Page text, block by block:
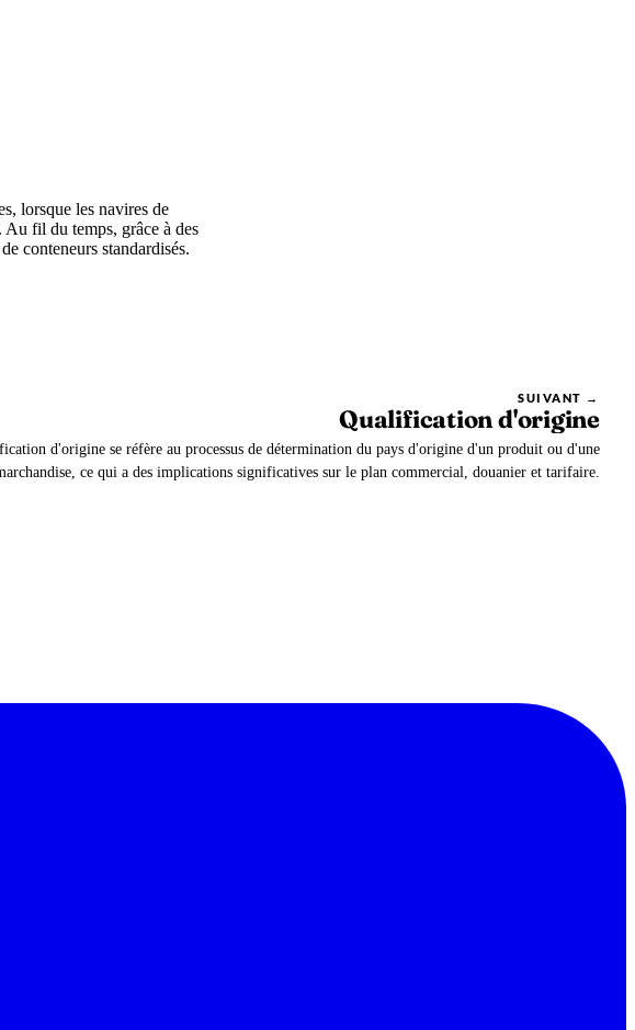
lorsque les navires de
Au fil du temps, grâce à des
conteneurs standardisés.
SUIVANT →
Qualification d'origine
d'origine se réfère au processus de détermination du pays d'origine d'un produit ou d'une
ce qui a des implications significatives sur le plan commercial, douanier et tarifaire.